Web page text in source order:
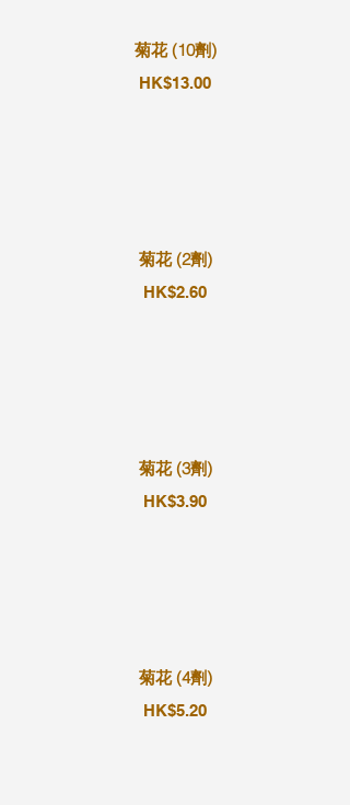
菊花 (10劑)
HK$13.00
菊花 (2劑)
HK$2.60
菊花 (3劑)
HK$3.90
菊花 (4劑)
HK$5.20